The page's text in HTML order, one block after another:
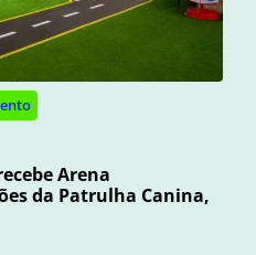
Arena
da Patrulha Canina,